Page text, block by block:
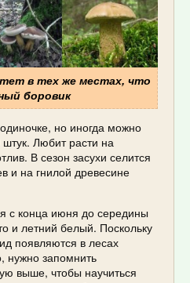
в тех же местах, что
боровик
но иногда можно
штук. Любит расти на
В сезон засухи селится
и на гнилой древесине
с конца июня до середины
и летний белый. Поскольку
появляются в лесах
нужно запомнить
выше, чтобы научиться